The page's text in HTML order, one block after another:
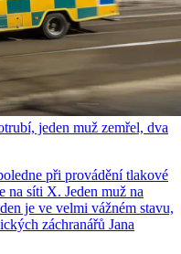
jeden muž zemřel, dva
při provádění tlakové
na síti X. Jeden muž na
je ve velmi vážném stavu,
záchranářů Jana